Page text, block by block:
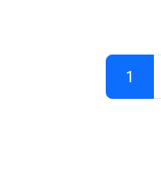
Posts navigation
1